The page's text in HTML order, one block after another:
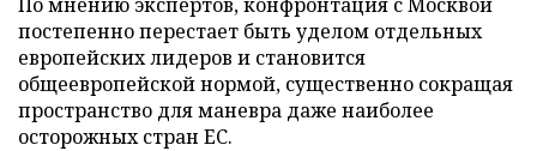
постепенно перестает быть уделом отдельных
европейских лидеров и становится
общеевропейской нормой, существенно сокращая
пространство для маневра даже наиболее
осторожных стран ЕС.